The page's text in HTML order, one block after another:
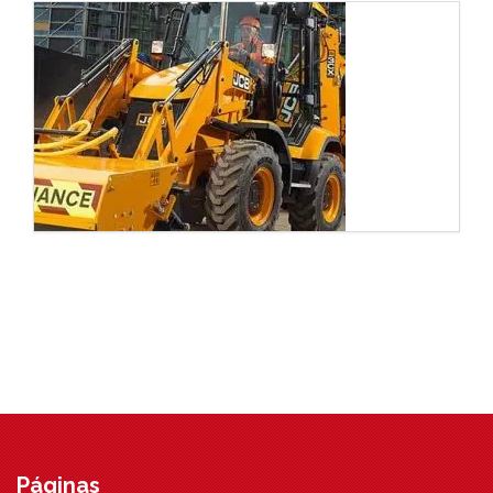
Páginas